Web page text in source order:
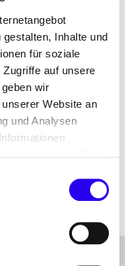
Inhalte und
für soziale
auf unsere
wir
Website an
und Analysen
weitergeleitet.
aufgelistet
im Detail
werden